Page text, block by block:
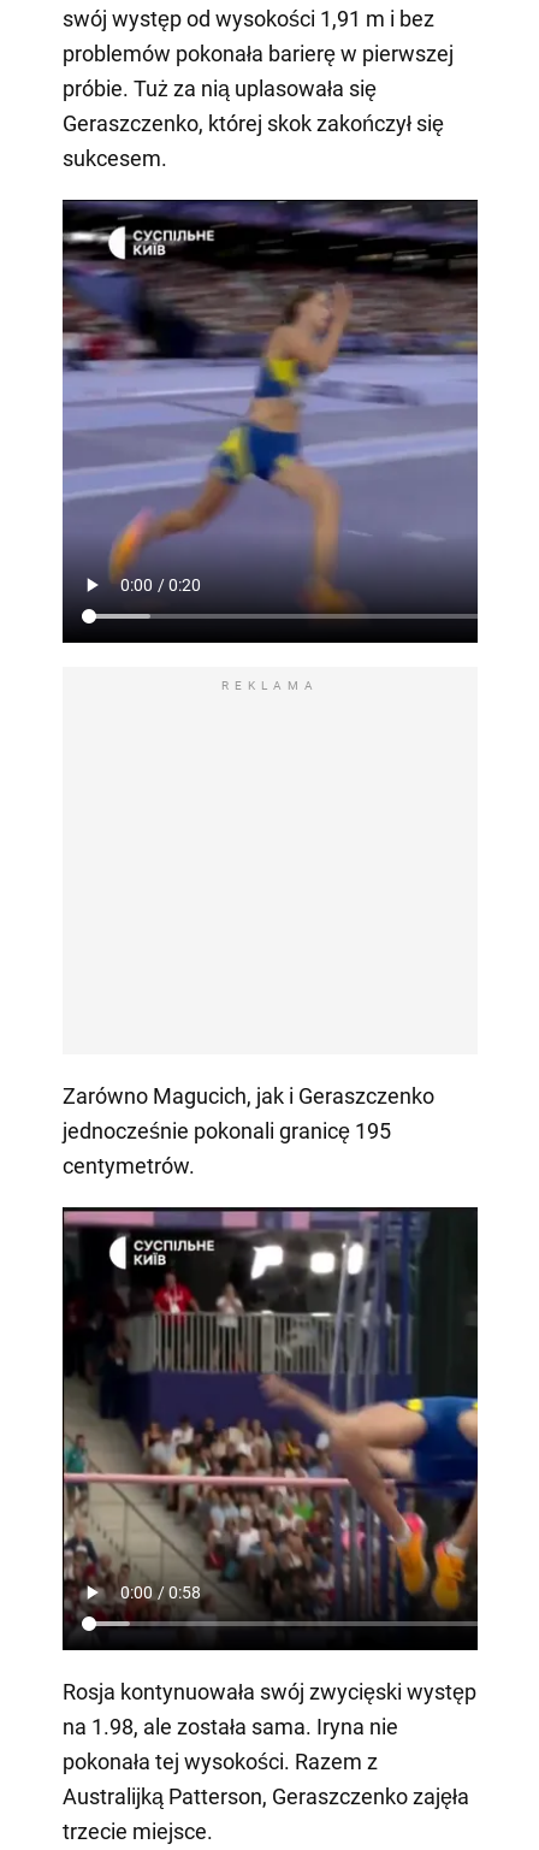
swój występ od wysokości 1,91 m i bez
problemów pokonała barierę w pierwszej
próbie. Tuż za nią uplasowała się
Geraszczenko, której skok zakończył się
sukcesem.
REKLAMA
Zarówno Magucich, jak i Geraszczenko
jednocześnie pokonali granicę 195
centymetrów.
Rosja kontynuowała swój zwycięski występ
na 1.98, ale została sama. Iryna nie
pokonała tej wysokości. Razem z
Australijką Patterson, Geraszczenko zajęła
trzecie miejsce.